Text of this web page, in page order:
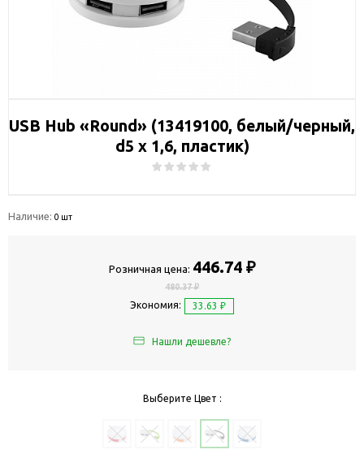
USB Hub «Round» (13419100, белый/черный,
d5 х 1,6, пластик)
Наличие: 0 шт
Розничная цена: 446.74 ₽
480.37 ₽
Экономия: 33.63 ₽
Нашли дешевле?
Выберите Цвет :